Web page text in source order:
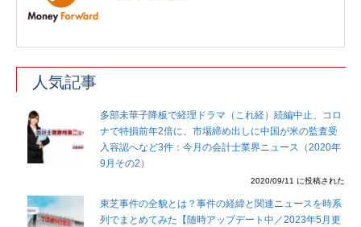
人気記事
多部未華子降板で経理ドラマ（これ経）続編中止、コロ
ナで特損前年2倍に、市場締め出しに中国が米の監査受
入容認へなど3件：今月の会計士業界ニュース（2020年
9月その2）
2020/09/11 に投稿された
東芝事件の全貌とは？事件の経緯と関連ニュースを時系
列でまとめてみた【随時アップデート中／2023年5月更